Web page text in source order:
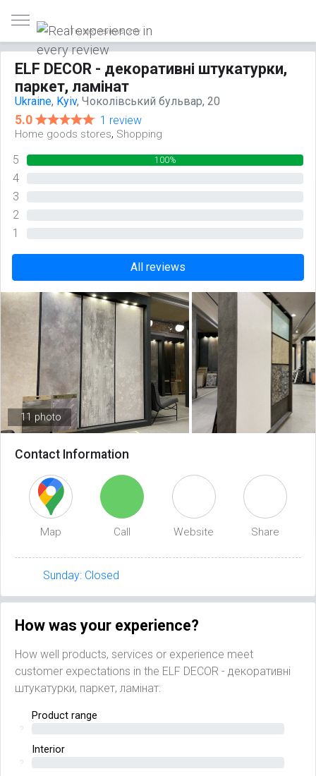
Trusted reviews only
ELF DECOR - декоративні штукатурки,
паркет, ламінат
Ukraine, Kyiv, Чоколівський бульвар, 20
5.0 1 review
Home goods stores, Shopping
5 100%
4
3
2
1
All reviews
11 photo
Contact Information
Map Call Website Share
Sunday: Closed
How was your experience?
How well products, services or experience meet
customer expectations in the ELF DECOR - декоративні
штукатурки, паркет, ламінат:
Product range
?
Interior
?